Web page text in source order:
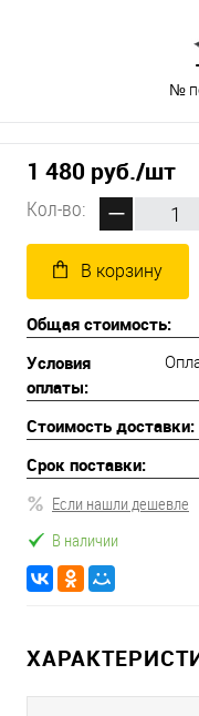
№
1 480 руб./шт
Кол-во:
В корзину
Общая стоимость:
Условия
оплаты:
Стоимость доставки:
Срок поставки:
Если нашли дешевле
В наличии